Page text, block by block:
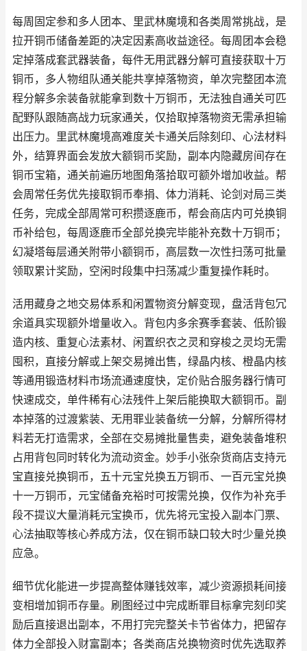
每周固定参和多人团本、里武林魔境和各类周常挑战，是
拉开铜币储备差距的决定因素高收益途径。每周团本会稳
定掉落成套武器装备，每件无用武器分解可直接获取十万
铜币，多人物组队通关能共享掉落物资，单次完整团本流
程分解多余装备就能拿到数十万铜币，无法独自通关可匹
配野队跟随高战力玩家通关，仅拾取掉落物资无需承担输
出压力。里武林魔境高难度关卡通关后除刻印、心法材料
外，结算界面会发放大额铜币奖励，副本内隐藏房间存在
铜币宝箱，通关前遍历地图角落拾取可额外增加收益。帮
会周常任务优先接取铜币奉捐、体力消耗、论剑对局三类
任务，完成全部周常可积攒逐鹿币，帮会商店内可兑换铜
币补给包，每周逐鹿币全部兑换完毕能补充数十万铜币；
幻凝塔每层通关附带小额铜币，高层数一次性扫荡可批量
领取累计奖励，空闲时段集中扫荡减少重复操作耗时。
活用藏身之地交易体系和闲置物资分解变现，盘活背包冗
余道具实现额外增量收入。背包内多余赛季套装、低阶锻
造内核、重复心法素材、闲置织衣之灵和穿梭之灵均无需
囤积，直接分解或上架交易摊出售，绿晶内核、橙晶内核
等通用锻造材料市场流通速度快，定价贴合服务器行情可
快速成交，单件稀有心法残件上架后能换取大额铜币。副
本掉落的过渡紫装、无用罪业装备统一分解，分解所得材
料若无打造需求，全部在交易摊批量售卖，避免装备堆积
占用背包同时转化为流动资金。妙手小张杂货商店支持元
宝直接兑换铜币，五十元宝兑换五万铜币、一百元宝兑换
十一万铜币，元宝储备充裕时可按需兑换，仅作为补充手
段不提议大量消耗元宝换币，优先将元宝投入副本门票、
心法抽取等核心养成方法，仅在铜币缺口较大时少量兑换
应急。
细节优化能进一步提高整体赚钱效率，减少资源损耗间接
变相增加铜币存量。刷图经过中完成断罪目标拿完刻印奖
励后直接退出副本，不用打完完整关卡节省体力，把留存
体力全部投入财富副本；各类商店兑换物资时优先选取养